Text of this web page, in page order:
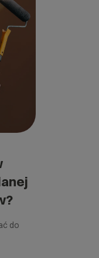
do